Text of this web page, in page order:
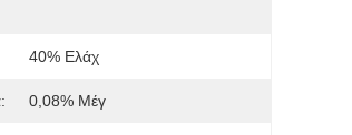
40% Ελάχ
0,08% Μέγ